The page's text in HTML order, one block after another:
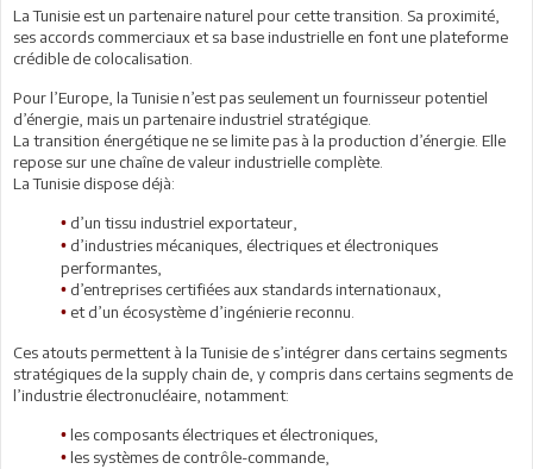
La Tunisie est un partenaire naturel pour cette transition. Sa proximité,
ses accords commerciaux et sa base industrielle en font une plateforme
crédible de colocalisation.
Pour l’Europe, la Tunisie n’est pas seulement un fournisseur potentiel
d’énergie, mais un partenaire industriel stratégique.
La transition énergétique ne se limite pas à la production d’énergie. Elle
repose sur une chaîne de valeur industrielle complète.
La Tunisie dispose déjà:
• d’un tissu industriel exportateur,
• d’industries mécaniques, électriques et électroniques
performantes,
• d’entreprises certifiées aux standards internationaux,
• et d’un écosystème d’ingénierie reconnu.
Ces atouts permettent à la Tunisie de s’intégrer dans certains segments
stratégiques de la supply chain de, y compris dans certains segments de
l’industrie électronucléaire, notamment:
• les composants électriques et électroniques,
• les systèmes de contrôle-commande,